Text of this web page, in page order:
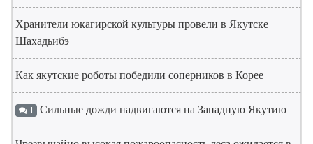
Хранители юкагирской культуры провели в Якутске
Шахадьибэ
Как якутские роботы победили соперников в Корее
1 Сильные дожди надвигаются на Западную Якутию